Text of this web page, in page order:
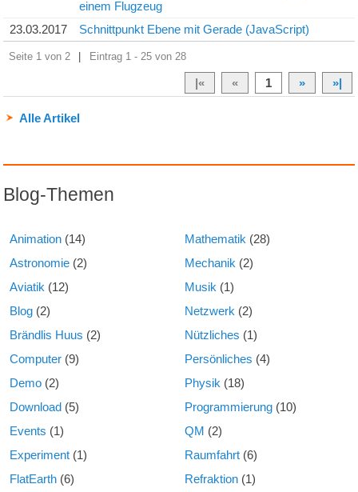
einem Flugzeug
23.03.2017
Schnittpunkt Ebene mit Gerade (JavaScript)
Seite 1 von 2 Eintrag 1 - 25 von 28
|« « 1 » »|
Alle Artikel
Blog-Themen
Animation(14)
Astronomie(2)
Aviatik (12)
Blog(2)
Brändlis Huus (2)
Computer(9)
Demo(2)
Download(5)
Events (1)
Experiment(1)
FlatEarth(6)
Mathematik (28)
Mechanik (2)
Musik (1)
Netzwerk (2)
Nützliches (1)
Persönliches (4)
Physik (18)
Programmierung (10)
QM (2)
Raumfahrt (6)
Refraktion (1)